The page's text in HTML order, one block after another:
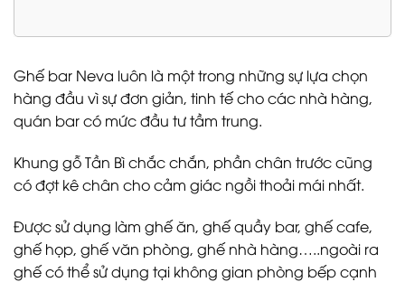
Ghế bar Neva luôn là một trong những sự lựa chọn
hàng đầu vì sự đơn giản, tinh tế cho các nhà hàng,
quán bar có mức đầu tư tầm trung.
Khung gỗ Tần Bì chắc chắn, phần chân trước cũng
có đợt kê chân cho cảm giác ngồi thoải mái nhất.
Được sử dụng làm ghế ăn, ghế quầy bar, ghế cafe,
ghế họp, ghế văn phòng, ghế nhà hàng…..ngoài ra
ghế có thể sử dụng tại không gian phòng bếp cạnh